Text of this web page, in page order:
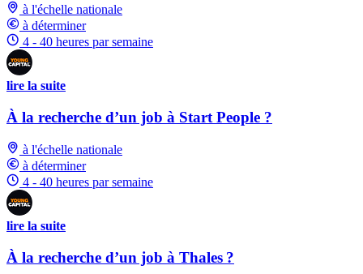
à l'échelle nationale
à déterminer
4 - 40 heures par semaine
lire la suite
À la recherche d’un job à Start People ?
à l'échelle nationale
à déterminer
4 - 40 heures par semaine
lire la suite
À la recherche d’un job à Thales ?